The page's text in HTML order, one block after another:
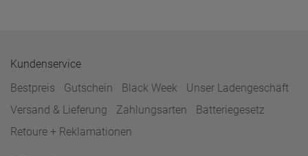
Kundenservice
Bestpreis
Gutschein Black Week
Unser Ladengeschäft
Versand & Lieferung
Zahlungsarten
Batteriegesetz
Retoure + Reklamationen